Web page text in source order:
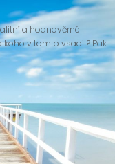
a hodnověrné
koho v tomto vsadit? Pak